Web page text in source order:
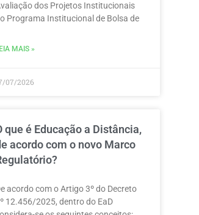
dos Projetos Institucionais
Programa Institucional de Bolsa de
MAIS »
07/2026
que é Educação a Distância,
acordo com o novo Marco
acordo com o Artigo 3º do Decreto
12.456/2025, dentro do EaD